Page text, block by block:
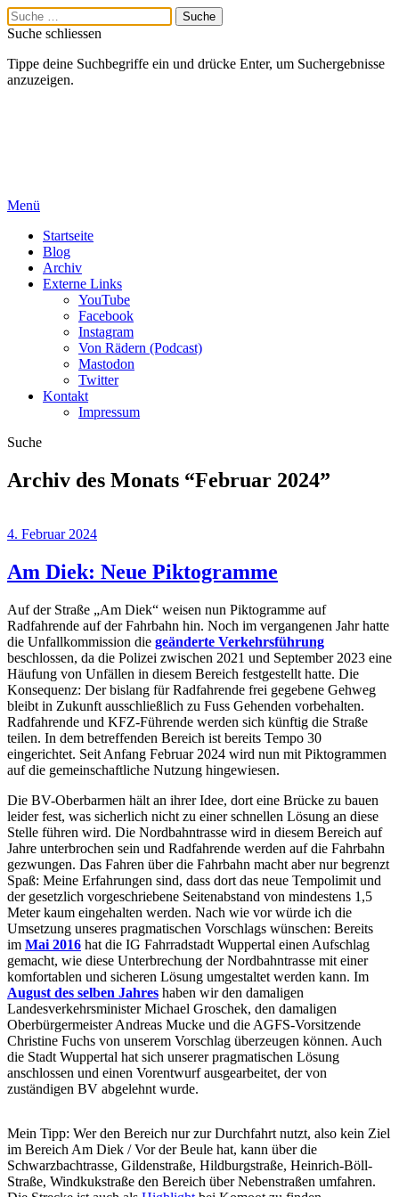
Suche schliessen
Tippe deine Suchbegriffe ein und drücke Enter, um Suchergebnisse
anzuzeigen.
Menü
Startseite
Blog
Archiv
Externe Links
YouTube
Facebook
Instagram
Von Rädern (Podcast)
Mastodon
Twitter
Kontakt
Impressum
Suche
Archiv des Monats “Februar 2024”
4. Februar 2024
Am Diek: Neue Piktogramme
Auf der Straße „Am Diek“ weisen nun Piktogramme auf
Radfahrende auf der Fahrbahn hin. Noch im vergangenen Jahr hatte
die Unfallkommission die geänderte Verkehrsführung
beschlossen, da die Polizei zwischen 2021 und September 2023 eine
Häufung von Unfällen in diesem Bereich festgestellt hatte. Die
Konsequenz: Der bislang für Radfahrende frei gegebene Gehweg
bleibt in Zukunft ausschließlich zu Fuss Gehenden vorbehalten.
Radfahrende und KFZ-Führende werden sich künftig die Straße
teilen. In dem betreffenden Bereich ist bereits Tempo 30
eingerichtet. Seit Anfang Februar 2024 wird nun mit Piktogrammen
auf die gemeinschaftliche Nutzung hingewiesen.
Die BV-Oberbarmen hält an ihrer Idee, dort eine Brücke zu bauen
leider fest, was sicherlich nicht zu einer schnellen Lösung an diese
Stelle führen wird. Die Nordbahntrasse wird in diesem Bereich auf
Jahre unterbrochen sein und Radfahrende werden auf die Fahrbahn
gezwungen. Das Fahren über die Fahrbahn macht aber nur begrenzt
Spaß: Meine Erfahrungen sind, dass dort das neue Tempolimit und
der gesetzlich vorgeschriebene Seitenabstand von mindestens 1,5
Meter kaum eingehalten werden. Nach wie vor würde ich die
Umsetzung unseres pragmatischen Vorschlags wünschen: Bereits
im Mai 2016 hat die IG Fahrradstadt Wuppertal einen Aufschlag
gemacht, wie diese Unterbrechung der Nordbahntrasse mit einer
komfortablen und sicheren Lösung umgestaltet werden kann. Im
August des selben Jahres haben wir den damaligen
Landesverkehrsminister Michael Groschek, den damaligen
Oberbürgermeister Andreas Mucke und die AGFS-Vorsitzende
Christine Fuchs von unserem Vorschlag überzeugen können. Auch
die Stadt Wuppertal hat sich unserer pragmatischen Lösung
anschlossen und einen Vorentwurf ausgearbeitet, der von
zuständigen BV abgelehnt wurde.
Mein Tipp: Wer den Bereich nur zur Durchfahrt nutzt, also kein Ziel
im Bereich Am Diek / Vor der Beule hat, kann über die
Schwarzbachtrasse, Gildenstraße, Hildburgstraße, Heinrich-Böll-
Straße, Windkukstraße den Bereich über Nebenstraßen umfahren.